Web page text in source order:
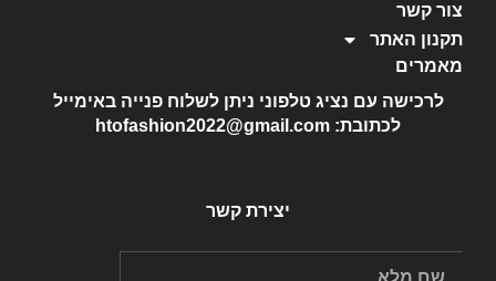
צור קשר
תקנון האתר
מאמרים
לרכישה עם נציג טלפוני ניתן לשלוח פנייה באימייל
לכתובת: htofashion2022@gmail.com
יצירת קשר